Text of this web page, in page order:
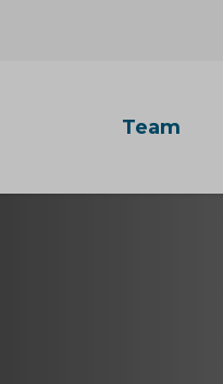
Team